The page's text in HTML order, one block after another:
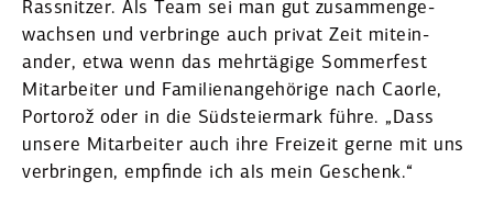
Rassnitzer. Als Team sei man gut zusam­men­ge­
wachsen und verbringe auch privat Zeit mitein­
ander, etwa wenn das mehrtägige Sommerfest
Mitar­beiter und Famili­en­an­ge­hörige nach Caorle,
Portorož oder in die Südstei­ermark führe. „Dass
unsere Mitar­beiter auch ihre Freizeit gerne mit uns
verbringen, empfinde ich als mein Geschenk.“